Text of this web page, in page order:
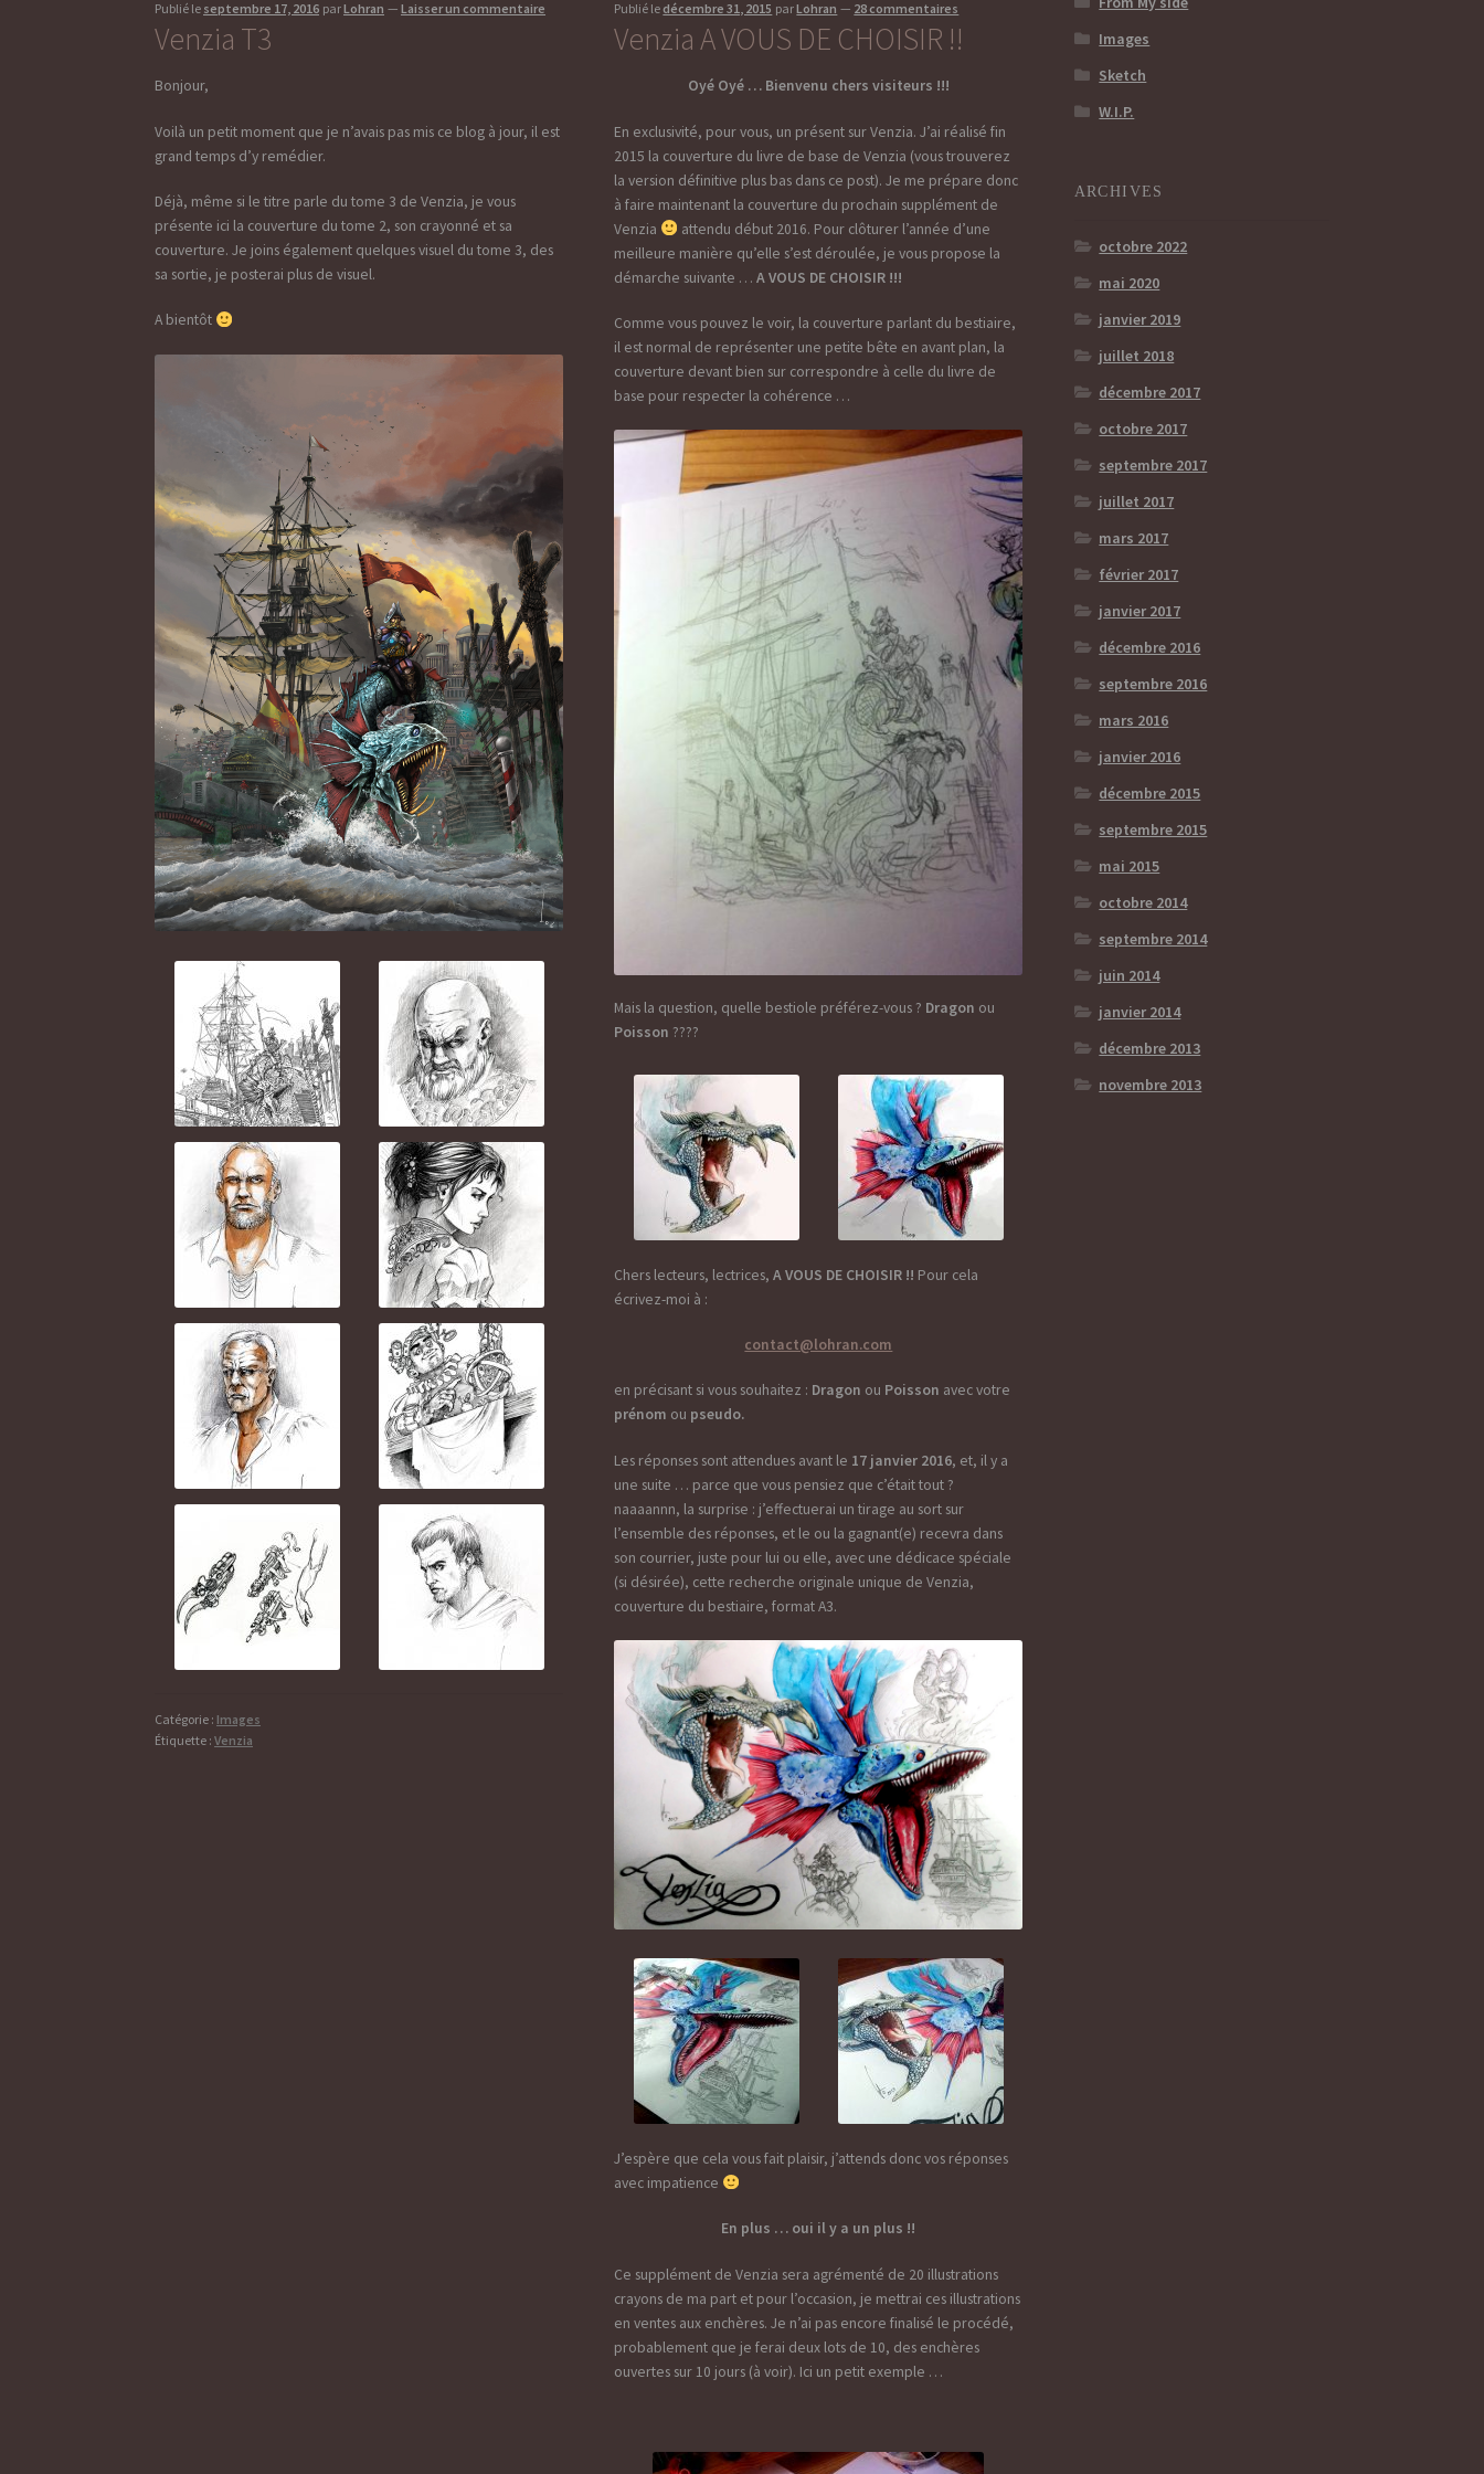
Publié le septembre 17, 2016 parLohran —Laisser un commentaire
Venzia T3
Bonjour,
Voilà un petit moment que je n’avais pas mis ce blog à jour, il est
grand temps d’y remédier.
Déjà, même si le titre parle du tome 3 de Venzia, je vous
présente ici la couverture du tome 2, son crayonné et sa
couverture. Je joins également quelques visuel du tome 3, des
sa sortie, je posterai plus de visuel.
A bientôt
Catégorie : Images
Étiquette :Venzia
Publié ledécembre 31, 2015 parLohran — 28 commentaires
Venzia A VOUS DE CHOISIR !!
Oyé Oyé … Bienvenu chers visiteurs !!!
En exclusivité, pour vous, un présent sur Venzia. J’ai réalisé fin
2015 la couverture du livre de base de Venzia (vous trouverez
la version définitive plus bas dans ce post). Je me prépare donc
à faire maintenant la couverture du prochain supplément de
Venzia
attendu début 2016. Pour clôturer l’année d’une
meilleure manière qu’elle s’est déroulée, je vous propose la
démarche suivante …A VOUS DE CHOISIR !!!
Comme vous pouvez le voir, la couverture parlant du bestiaire,
il est normal de représenter une petite bête en avant plan, la
couverture devant bien sur correspondre à celle du livre de
base pour respecter la cohérence …
Mais la question, quelle bestiole préférez-vous ? Dragon ou
Poisson ????
Chers lecteurs, lectrices,A VOUS DE CHOISIR !! Pour cela
écrivez-moi à :
contact@lohran.com
en précisant si vous souhaitez : Dragon ou Poisson avec votre
prénom ou pseudo.
Les réponses sont attendues avant le 17 janvier 2016, et, il y a
une suite … parce que vous pensiez que c’était tout ?
naaaannn, la surprise : j’effectuerai un tirage au sort sur
l’ensemble des réponses, et le ou la gagnant(e) recevra dans
son courrier, juste pour lui ou elle, avec une dédicace spéciale
(si désirée), cette recherche originale unique de Venzia,
couverture du bestiaire, format A3.
J’espère que cela vous fait plaisir, j’attends donc vos réponses
avec impatience
En plus … oui il y a un plus !!
Ce supplément de Venzia sera agrémenté de 20 illustrations
crayons de ma part et pour l’occasion, je mettrai ces illustrations
en ventes aux enchères. Je n’ai pas encore finalisé le procédé,
probablement que je ferai deux lots de 10, des enchères
ouvertes sur 10 jours (à voir). Ici un petit exemple …
Images
Sketch
W.I.P.
ARCHIVES
octobre 2022
mai 2020
janvier 2019
juillet 2018
décembre 2017
octobre 2017
septembre 2017
juillet 2017
mars 2017
février 2017
janvier 2017
décembre 2016
septembre 2016
mars 2016
janvier 2016
décembre 2015
septembre 2015
mai 2015
octobre 2014
septembre 2014
juin 2014
janvier 2014
décembre 2013
novembre 2013